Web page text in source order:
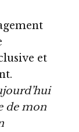
et
de mon